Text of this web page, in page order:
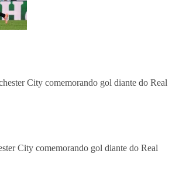
City comemorando gol diante do Real